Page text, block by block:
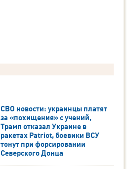
СВО новости: украинцы платят
за «похищения» с учений,
Трамп отказал Украине в
ракетах Patriot, боевики ВСУ
тонут при форсировании
Северского Донца